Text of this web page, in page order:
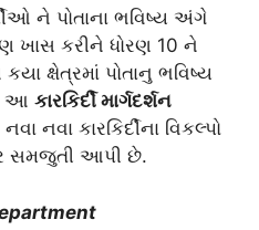
ને પોતાના ભવિષ્ય અંગે
ખાસ કરીને ધોરણ 10 ને
ક્ષેત્રમાં પોતાનુ ભવિષ્ય
આ કારકિર્દી માર્ગદર્શન
નવા કારકિર્દીના વિકલ્પો
સમજુતી આપી છે.